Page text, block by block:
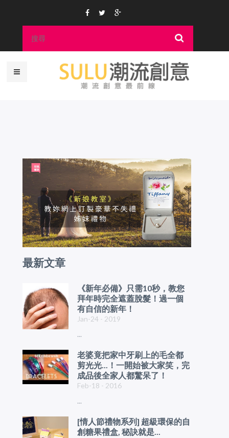
最新文章
《新年必備》只需10秒，教您
拜年時完全遮蓋脫髮！過一個
有自信的新年！
Jan-24 - 2019
...
老婆竟把家中牙刷上的毛全都
剪光光...！一開始被大家笑，完
成品後全家人都驚呆了！
Feb-18 - 2016
...
[情人節禮物系列] 超級環保的自
創糖果禮盒, 秘訣就是...